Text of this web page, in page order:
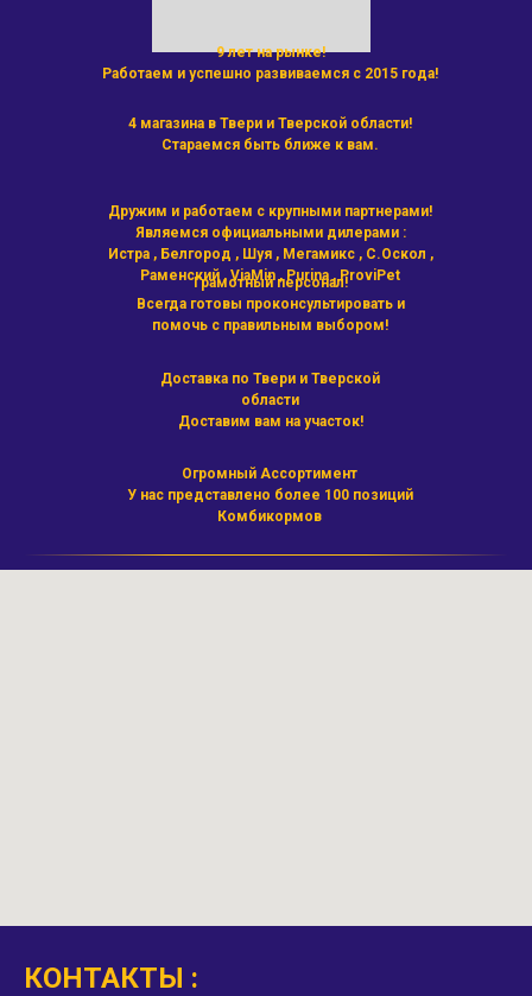
9 лет на рынке!
Работаем и успешно развиваемся с 2015 года!
4 магазина в Твери и Тверской области!
Стараемся быть ближе к вам.
Дружим и работаем с крупными партнерами!
Являемся официальными дилерами :
Истра , Белгород , Шуя , Мегамикс , С.Оскол ,
Раменский , ViaMin , Purina , ProviPet
Грамотный персонал!
Всегда готовы проконсультировать и
помочь с правильным выбором!
Доставка по Твери и Тверской
области
Доставим вам на участок!
Огромный Ассортимент
У нас представлено более 100 позиций
Комбикормов
КОНТАКТЫ :